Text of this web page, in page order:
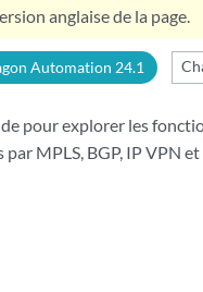
anglaise de la page.
Automation 24.1
pour explorer les
par MPLS, BGP, IP VPN et